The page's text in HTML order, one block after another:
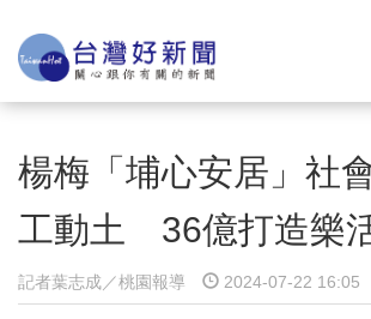
楊梅「埔心安居」社
工動土 36億打造樂
記者葉志成／桃園報導 2024-07-22 16:05